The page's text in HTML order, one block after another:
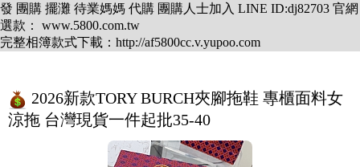
發 團購 擺灘 待業媽媽 代購 團購人士加入 LINE ID:dj82703 官網
選款： www.5800.com.tw
完整相簿款式下載：http://af5800cc.v.yupoo.com
2026新款TORY BURCH夾腳拖鞋 專櫃面料女
涼拖 台灣現貨一件起批35-40